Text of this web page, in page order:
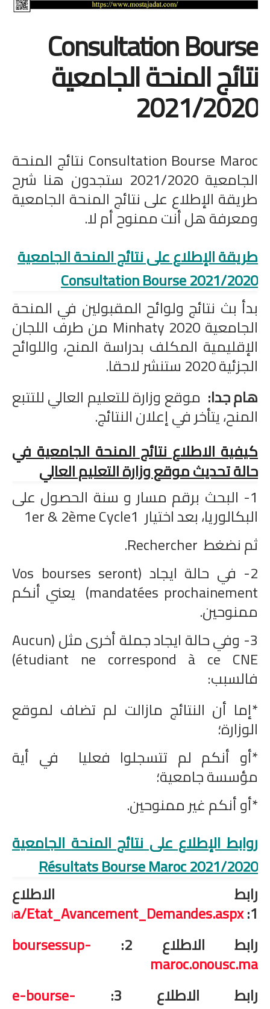
فروض و امتحانات
التقويم التشخيصي
المرحلة الأولى
المرحلة الثانية
المرحلة الرابعة
الامتحان الموحد الإقليمي
وثائق الأستاذ
التوازيع السنوية
التوازيع المرحلية
دلائل بيداغوجية
وثائق الإدارة التربوية
مباريات
أطر الأكاديميات
الإدارة التربوية
امتحانات مهنية
التفتيش
باكالوريا
Consultation Bourse
نتائج المنحة الجامعية
2021/2020
Consultation Bourse Maroc نتائج المنحة
الجامعية 2021/2020 ستجدون هنا شرح
طريقة الإطلاع على نتائج المنحة الجامعية
ومعرفة هل أنت ممنوح أم لا.
طريقة الإطلاع على نتائج المنحة الجامعية
2021/2020 Consultation Bourse
بدأ بث نتائج ولوائح المقبولين في المنحة
الجامعية 2020 Minhaty من طرف اللجان
الإقليمية المكلف بدراسة المنح، واللوائح
الجزئية 2020 ستنشر لاحقا.
هام جدا: موقع وزارة للتعليم العالي للتتبع
المنح، يتأخر في إعلان النتائج.
كيفية الاطلاع نتائج المنحة الجامعية في
حالة تحديث موقع وزارة التعليم العالي
1- البحث برقم مسار و سنة الحصول على
البكالوريا، بعد اختيار 1er & 2ème Cycle1
ثم نضغط Rechercher.
2- في حالة ايجاد (Vos bourses seront
mandatées prochainement) يعني أنكم
ممنوحين.
3- وفي حالة ايجاد جملة أخرى مثل (Aucun
étudiant ne correspond à ce CNE)
فالسبب:
*إما أن النتائج مازالت لم تضاف لموقع
الوزارة؛
*أو أنكم لم تتسجلوا فعليا في أية
مؤسسة جامعية؛
*أو أنكم غير ممنوحين.
روابط الإطلاع على نتائج المنحة الجامعية
2021/2020 Résultats Bourse Maroc
رابط الاطلاع
1:
Etat_Avancement_Demandes.aspx
رابط الاطلاع 2:
boursessup-
maroc.onousc.ma
رابط الاطلاع 3:
e-bourse-